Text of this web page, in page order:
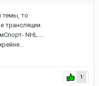
темы, то
трансляции.
NHL....
1